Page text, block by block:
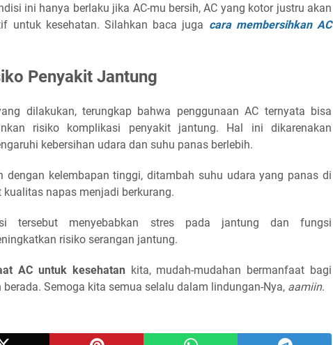
ini hanya berlaku jika AC-mu bersih, AC yang kotor justru akan
untuk kesehatan. Silahkan baca juga cara membersihkan AC
Penyakit Jantung
dilakukan, terungkap bahwa penggunaan AC ternyata bisa
risiko komplikasi penyakit jantung. Hal ini dikarenakan
kebersihan udara dan suhu panas berlebih.
kelembapan tinggi, ditambah suhu udara yang panas di
napas menjadi berkurang.
tersebut menyebabkan stres pada jantung dan fungsi
risiko serangan jantung.
AC untuk kesehatan kita, mudah-mudahan bermanfaat bagi
Semoga kita semua selalu dalam lindungan-Nya, aamiin.